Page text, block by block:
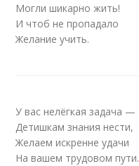
Могли шикарно жить!
И чтоб не пропадало
Желание учить.
У вас нелёгкая задача —
Детишкам знания нести,
Желаем искренне удачи
На вашем трудовом пути.